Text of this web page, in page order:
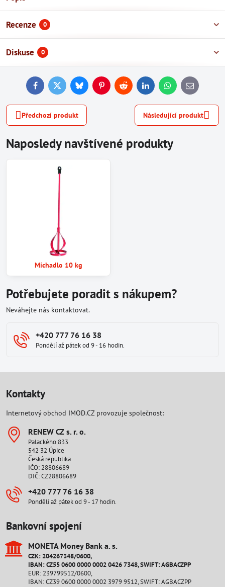
Recenze 0
Diskuse 0
FacebookTwitterBlueskyPinterestReddit LinkedInWhatsApp
E-
mail
Předchozí produkt Následující produkt
Naposledy navštívené produkty
Míchadlo 10 kg
Potřebujete poradit s nákupem?
Neváhejte nás kontaktovat.
+420 777 76 16 38
Pondělí až pátek od 9 - 16 hodin.
Kontakty
Internetový obchod IMOD.CZ provozuje společnost:
RENEW CZ s​. r​. o​.
Palackého 833
542 32 Úpice
Česká republika
IČO: 28806689
DIČ: CZ28806689
+420 777 76 16 38
Pondělí až pátek od 9 - 17 hodin.
Bankovní spojení
MONETA Money Bank a​. s​.
CZK: 204267348/0600,
IBAN: CZ55 0600 0000 0002 0426 7348, SWIFT: AGBACZPP
EUR: 239799512/0600,
IBAN: CZ39 0600 0000 0002 3979 9512, SWIFT: AGBACZPP